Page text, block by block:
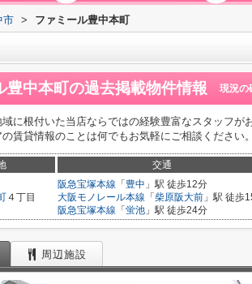
市 > ファミール豊中本町
豊中本町の過去掲載物件情報 現況の
に根付いた当店ならではの経験豊富なスタッフが
賃貸情報のことは何でもお気軽にご相談ください
交通
４丁目
阪急宝塚本線 「 豊中 」駅 徒歩12分
大阪モノレール本線 「 柴原阪大前 」駅 徒歩
阪急宝塚本線 「 蛍池 」駅 徒歩24分
周辺施設